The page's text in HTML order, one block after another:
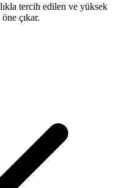
tercih edilen ve yüksek
çıkar.